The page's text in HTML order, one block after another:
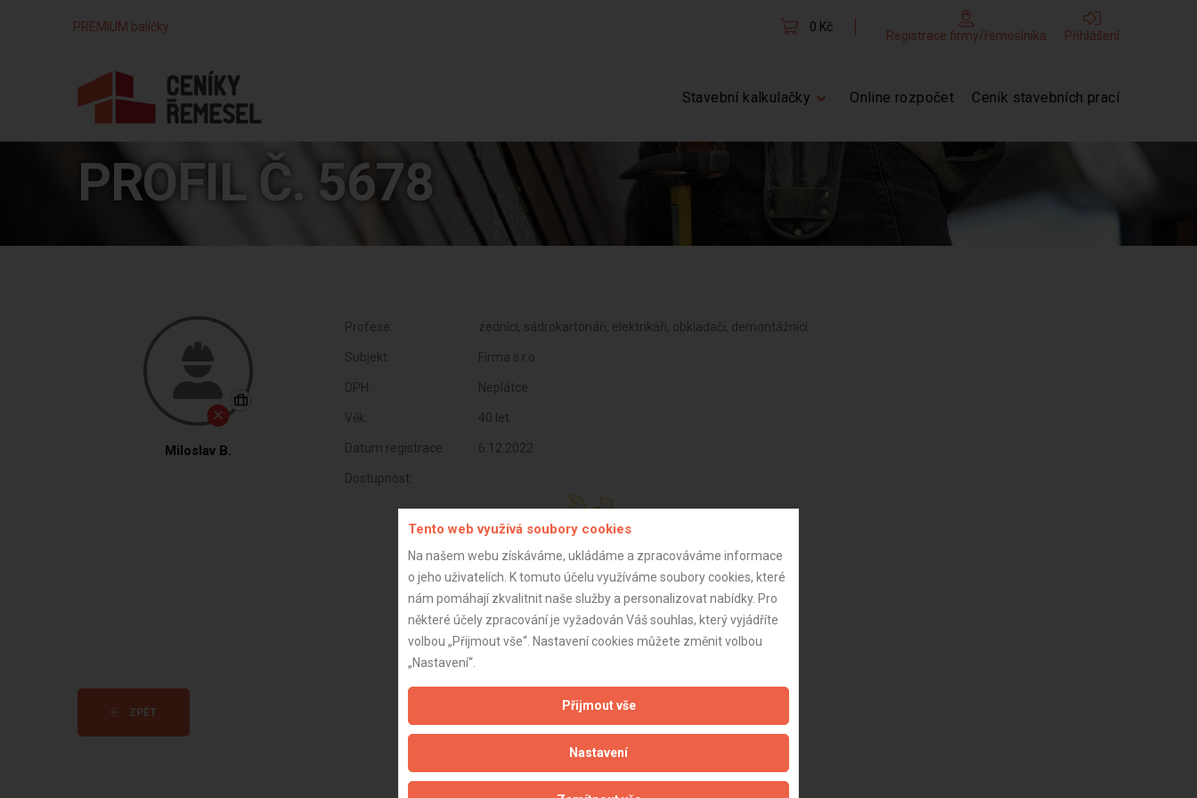
PREMIUM balíčky 0 Kč
Registrace firmy/řemeslníka Přihlášení
Stavební kalkulačky Online rozpočet Ceník stavebních prací
PROFIL Č. 5678
Miloslav B.
Profese: zedníci, sádrokartonáři, elektrikáři, obkladači, demontážníci
Subjekt: Firma s.r.o.
DPH: Neplátce
Věk: 40 let
Datum registrace: 6.12.2022
Dostupnost:
ZPĚT Aktualizováno z portálu ARES dne 04.01.2024 17:15:07
Tento web využívá soubory cookies
Na našem webu získáváme, ukládáme a zpracováváme informace
o jeho uživatelích. K tomuto účelu využíváme soubory cookies, které
nám pomáhají zkvalitnit naše služby a personalizovat nabídky. Pro
některé účely zpracování je vyžadován Váš souhlas, který vyjádříte
volbou „Přijmout vše“. Nastavení cookies můžete změnit volbou
„Nastavení“.
Přijmout vše
Nastavení